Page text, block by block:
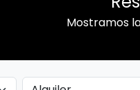
Mostramos